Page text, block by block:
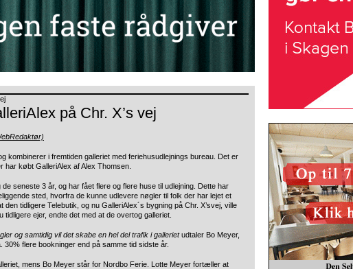
på Chr. X’s vej
kombinerer i fremtiden galleriet med feriehusudlejnings bureau. Det er
har købt GalleriAlex af Alex Thomsen.
seneste 3 år, og har fået flere og flere huse til udlejning. Dette har
sted, hvorfra de kunne udlevere nøgler til folk der har lejet et
tidligere Telebutik, og nu GalleriAlex´s bygning på Chr. X’svej, ville
ejer, endte det med at de overtog galleriet.
og samtidig vil det skabe en hel del trafik i gallerietudtaler Bo Meyer,
flere bookninger end på samme tid sidste år.
mens Bo Meyer står for Nordbo Ferie. Lotte Meyer fortæller at